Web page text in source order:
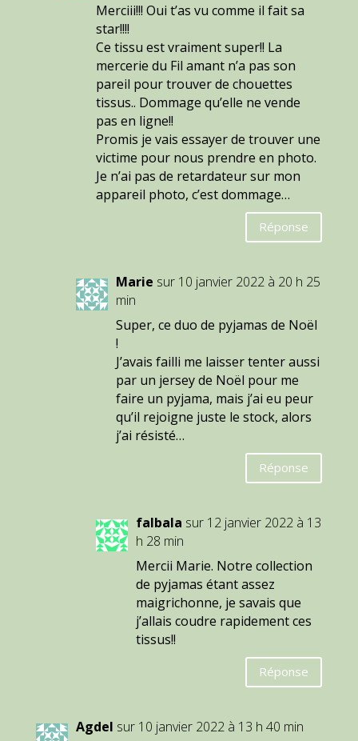
Merciii!!! Oui t’as vu comme il fait sa
star!!!!
Ce tissu est vraiment super!! La
mercerie du Fil amant n’a pas son
pareil pour trouver de chouettes
tissus.. Dommage qu’elle ne vende
pas en ligne!!
Promis je vais essayer de trouver une
victime pour nous prendre en photo.
Je n’ai pas de retardateur sur mon
appareil photo, c’est dommage…
Réponse
Marie sur 10 janvier 2022 à 20 h 25
min
Super, ce duo de pyjamas de Noël
!
J’avais failli me laisser tenter aussi
par un jersey de Noël pour me
faire un pyjama, mais j’ai eu peur
qu’il rejoigne juste le stock, alors
j’ai résisté…
Réponse
falbala sur 12 janvier 2022 à 13
h 28 min
Mercii Marie. Notre collection
de pyjamas étant assez
maigrichonne, je savais que
j’allais coudre rapidement ces
tissus!!
Réponse
Agdel sur 10 janvier 2022 à 13 h 40 min